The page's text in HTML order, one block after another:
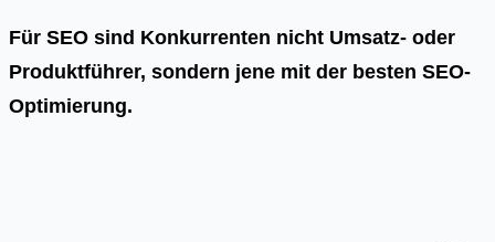
Für SEO sind Konkurrenten nicht Umsatz- oder
Produktführer, sondern jene mit der besten SEO-
Optimierung.